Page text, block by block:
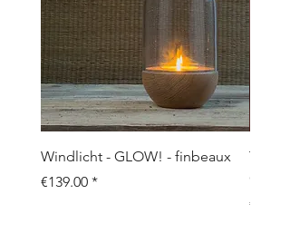
Windlicht - GLOW! - finbeaux
Price
€139.00
Topf/
Price
€109.00